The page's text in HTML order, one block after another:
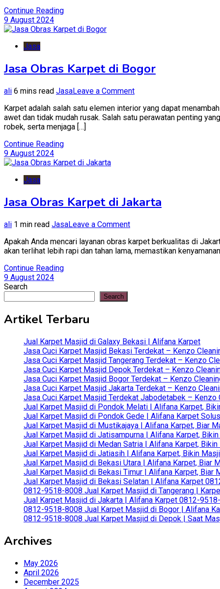
Continue Reading
9 August 2024
Jasa
Jasa Obras Karpet di Bogor
ali 6 mins read JasaLeave a Commenton
Obras
Karpet
Karpet adalah salah satu elemen interior yang dapat
awet dan tidak mudah rusak. Salah satu perawatan penting
robek, serta menjaga […]
Continue Reading
9 August 2024
Jasa
Jasa Obras Karpet di Jakarta
ali 1 min read JasaLeave a Commenton
Obras
Karpet
Apakah Anda mencari layanan obras karpet berkualitas di
akan terlihat lebih rapi dan tahan lama, memastikan
Continue Reading
9 August 2024
Search
Search
Artikel Terbaru
Jual Karpet Masjid di Galaxy Bekasi | Alifana Karpet
Jasa Cuci Karpet Masjid Bekasi Terdekat – Kenzo
Jasa Cuci Karpet Masjid Tangerang Terdekat – Kenzo
Jasa Cuci Karpet Masjid Depok Terdekat – Kenzo
Jasa Cuci Karpet Masjid Bogor Terdekat – Kenzo
Jasa Cuci Karpet Masjid Jakarta Terdekat – Kenzo
Jasa Cuci Karpet Masjid Terdekat Jabodetabek –
Jual Karpet Masjid di Pondok Melati | Alifana Karpet,
Jual Karpet Masjid di Pondok Gede | Alifana Karpet
Jual Karpet Masjid di Mustikajaya | Alifana Karpet, Biar
Jual Karpet Masjid di Jatisampurna | Alifana Karpet,
Jual Karpet Masjid di Medan Satria | Alifana Karpet,
Jual Karpet Masjid di Jatiasih | Alifana Karpet, Bikin
Jual Karpet Masjid di Bekasi Utara | Alifana Karpet, Biar
Jual Karpet Masjid di Bekasi Timur | Alifana Karpet, Biar
Jual Karpet Masjid di Bekasi Selatan | Alifana Karpet
0812-9518-8008 Jual Karpet Masjid di Tangerang |
Jual Karpet Masjid di Jakarta | Alifana Karpet 0812-
0812-9518-8008 Jual Karpet Masjid di Bogor | Alifana
0812-9518-8008 Jual Karpet Masjid di Depok | Saat
Archives
May 2026
April 2026
December 2025